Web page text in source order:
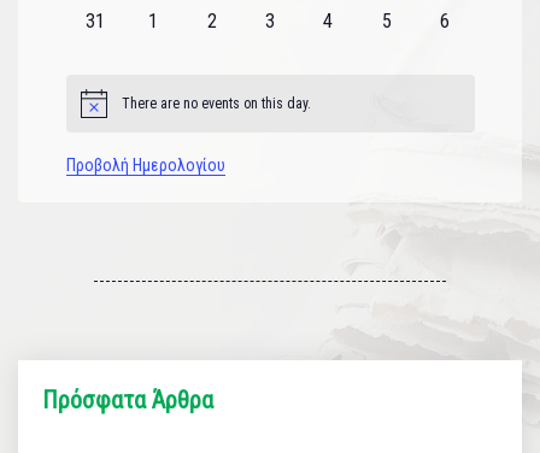
0
31
0
1
0
2
0
3
0
4
0
5
0
6
Notice There are no events on this day.
Προβολή Ημερολογίου
Πρόσφατα Άρθρα